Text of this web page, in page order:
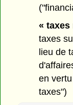
« taxes
taxes
lieu de
en
taxes")